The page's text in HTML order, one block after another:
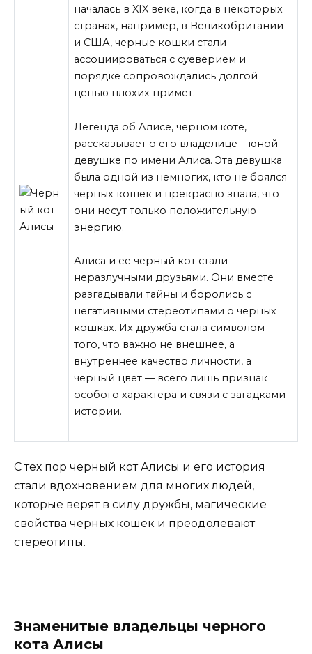
началась в XIX веке, когда в некоторых
странах, например, в Великобритании
и США, черные кошки стали
ассоциироваться с суеверием и
порядке сопровождались долгой
цепью плохих примет.
Легенда об Алисе, черном коте,
рассказывает о его владелице – юной
девушке по имени Алиса. Эта девушка
была одной из немногих, кто не боялся
черных кошек и прекрасно знала, что
они несут только положительную
энергию.
Алиса и ее черный кот стали
неразлучными друзьями. Они вместе
разгадывали тайны и боролись с
негативными стереотипами о черных
кошках. Их дружба стала символом
того, что важно не внешнее, а
внутреннее качество личности, а
черный цвет — всего лишь признак
особого характера и связи с загадками
истории.
С тех пор черный кот Алисы и его история
стали вдохновением для многих людей,
которые верят в силу дружбы, магические
свойства черных кошек и преодолевают
стереотипы.
Знаменитые владельцы черного
кота Алисы